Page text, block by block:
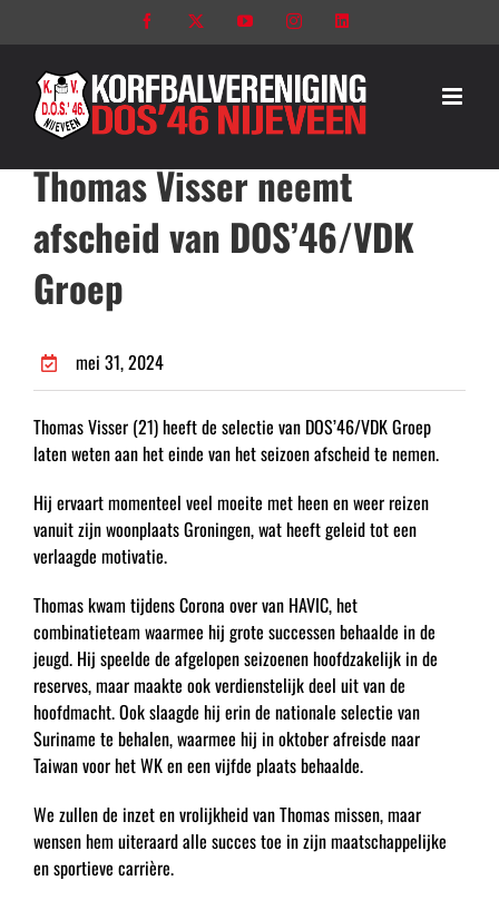
naar
Facebook YouTubeInstagram
Thomas Visser neemt
afscheid van DOS’46/VDK
Groep
mei 31, 2024
Thomas Visser (21) heeft de selectie van DOS’46/VDK Groep
laten weten aan het einde van het seizoen afscheid te nemen.
Hij ervaart momenteel veel moeite met heen en weer reizen
vanuit zijn woonplaats Groningen, wat heeft geleid tot een
verlaagde motivatie.
Thomas kwam tijdens Corona over van HAVIC, het
combinatieteam waarmee hij grote successen behaalde in de
jeugd. Hij speelde de afgelopen seizoenen hoofdzakelijk in de
reserves, maar maakte ook verdienstelijk deel uit van de
hoofdmacht. Ook slaagde hij erin de nationale selectie van
Suriname te behalen, waarmee hij in oktober afreisde naar
Taiwan voor het WK en een vijfde plaats behaalde.
We zullen de inzet en vrolijkheid van Thomas missen, maar
wensen hem uiteraard alle succes toe in zijn maatschappelijke
en sportieve carrière.